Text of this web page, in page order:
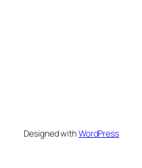
Designed withWordPress